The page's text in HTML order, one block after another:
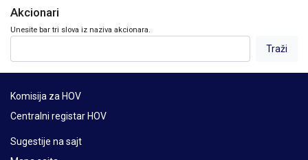
Akcionari
Unesite bar tri slova iz naziva akcionara.
Komisija za HOV
Centralni registar HOV
Sugestije na sajt